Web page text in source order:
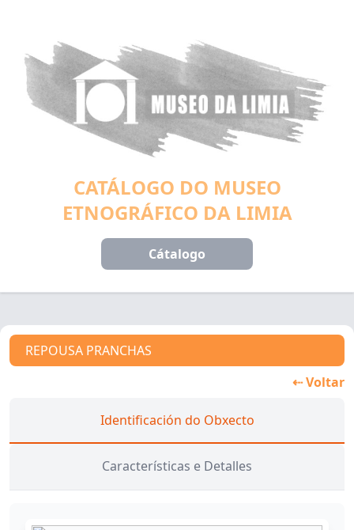
CATÁLOGO DO MUSEO
ETNOGRÁFICO DA LIMIA
Cátalogo
REPOUSA PRANCHAS
⇠ Voltar
Identificación do Obxecto
Características e Detalles